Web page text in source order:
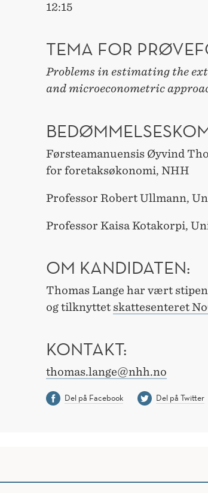
12:15
TEMA FOR
Problems in estimating the
and microeconometric
Førsteamanuensis Øyvind
for foretaksøkonomi, NHH
Professor Robert Ullmann,
Professor Kaisa Kotakorpi,
OM KANDIDATEN:
Thomas Lange har vært
og tilknyttet skattesenteret
KONTAKT:
thomas.lange@nhh.no
Del på Facebook Del på Twitter